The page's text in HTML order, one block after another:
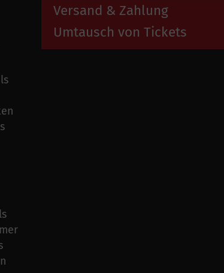
Versand & Zahlung
Umtausch von Tickets